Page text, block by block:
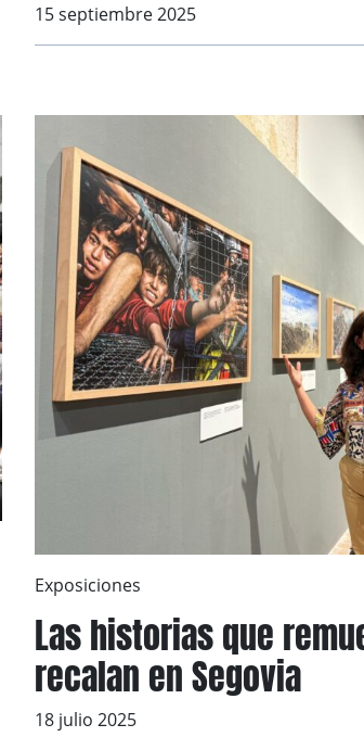
15 septiembre 2025
Exposiciones
Las historias que
recalan en Segovia
18 julio 2025